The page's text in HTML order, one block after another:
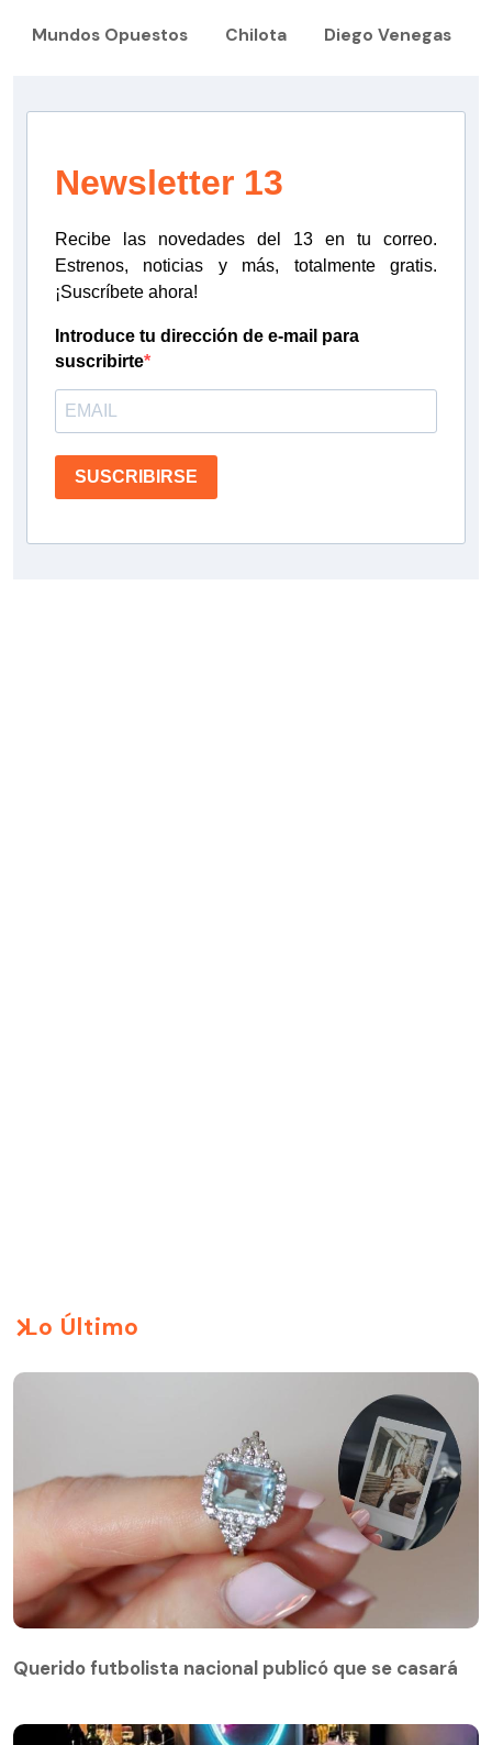
Mundos Opuestos Chilota Diego Venegas
Newsletter 13
Recibe las novedades del 13 en tu correo.
Estrenos, noticias y más, totalmente gratis.
¡Suscríbete ahora!
Introduce tu dirección de e-mail para
suscribirte
SUSCRIBIRSE
Lo Último
Querido futbolista nacional publicó que se casará